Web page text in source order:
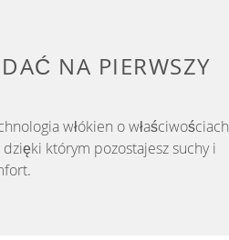
NA PIERWSZY
włókien o właściwościach
którym pozostajesz suchy i